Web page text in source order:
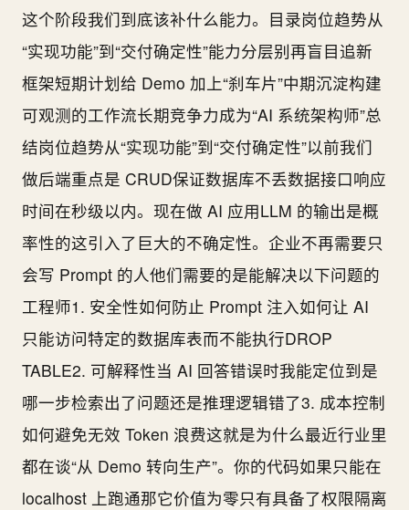
这个阶段我们到底该补什么能力。目录岗位趋势从
“实现功能”到“交付确定性”能力分层别再盲目追新
框架短期计划给 Demo 加上“刹车片”中期沉淀构建
可观测的工作流长期竞争力成为“AI 系统架构师”总
结岗位趋势从“实现功能”到“交付确定性”以前我们
做后端重点是 CRUD保证数据库不丢数据接口响应
时间在秒级以内。现在做 AI 应用LLM 的输出是概
率性的这引入了巨大的不确定性。企业不再需要只
会写 Prompt 的人他们需要的是能解决以下问题的
工程师1. 安全性如何防止 Prompt 注入如何让 AI
只能访问特定的数据库表而不能执行DROP
TABLE2. 可解释性当 AI 回答错误时我能定位到是
哪一步检索出了问题还是推理逻辑错了3. 成本控制
如何避免无效 Token 浪费这就是为什么最近行业里
都在谈“从 Demo 转向生产”。你的代码如果只能在
localhost 上跑通那它价值为零只有具备了权限隔离